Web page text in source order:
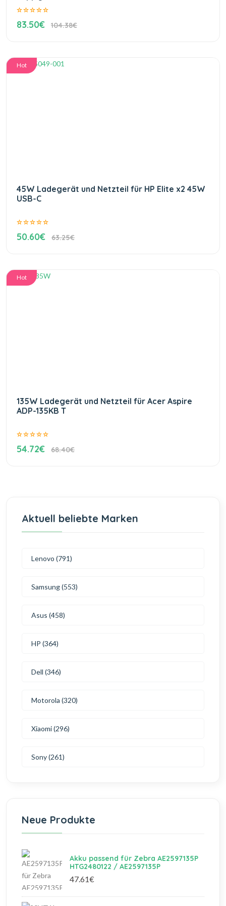
83.50€ 104.38€
Hot
45W Ladegerät und Netzteil für HP Elite x2 45W
USB-C
50.60€ 63.25€
Hot
135W Ladegerät und Netzteil für Acer Aspire
ADP-135KB T
54.72€ 68.40€
Aktuell beliebte Marken
Lenovo (791)
Samsung (553)
Asus (458)
HP (364)
Dell (346)
Motorola (320)
Xiaomi (296)
Sony (261)
Neue Produkte
Akku passend für Zebra AE2597135P
HTG2480122 / AE2597135P
47.61€